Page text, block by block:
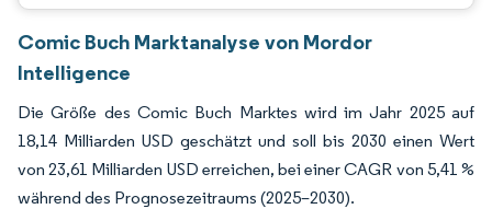
Comic Buch Marktanalyse von Mordor
Intelligence
Die Größe des Comic Buch Marktes wird im Jahr 2025 auf
18,14 Milliarden USD geschätzt und soll bis 2030 einen Wert
von 23,61 Milliarden USD erreichen, bei einer CAGR von 5,41 %
während des Prognosezeitraums (2025–2030).